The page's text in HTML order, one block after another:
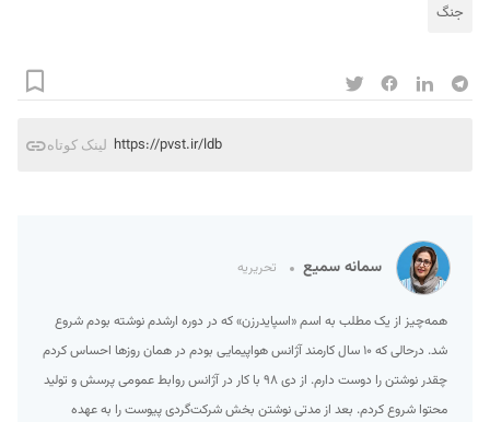
جنگ
لینک کوتاه https://pvst.ir/ldb
سمانه سمیع تحریریه
همه‌چیز از یک مطلب به اسم «اسپایدرزن» که در دوره ارشدم نوشته بودم شروع
شد. درحالی که ۱۰ سال کارمند آژانس هواپیمایی بودم در همان روزها احساس کردم
چقدر نوشتن را دوست دارم. از دی ۹۸ با کار در آژانس روابط عمومی پرسش و تولید
محتوا شروع کردم. بعد از مدتی نوشتن بخش شرکت‌گردی پیوست را به عهده